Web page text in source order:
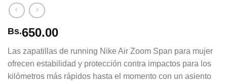
Bs.650.00
Las zapatillas de running Nike Air Zoom Span para mujer
ofrecen estabilidad y protección contra impactos para los
kilómetros más rápidos hasta el momento con un asiento